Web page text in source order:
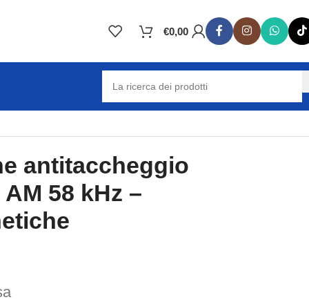
€0,00
antitaccheggio
58 kHz –